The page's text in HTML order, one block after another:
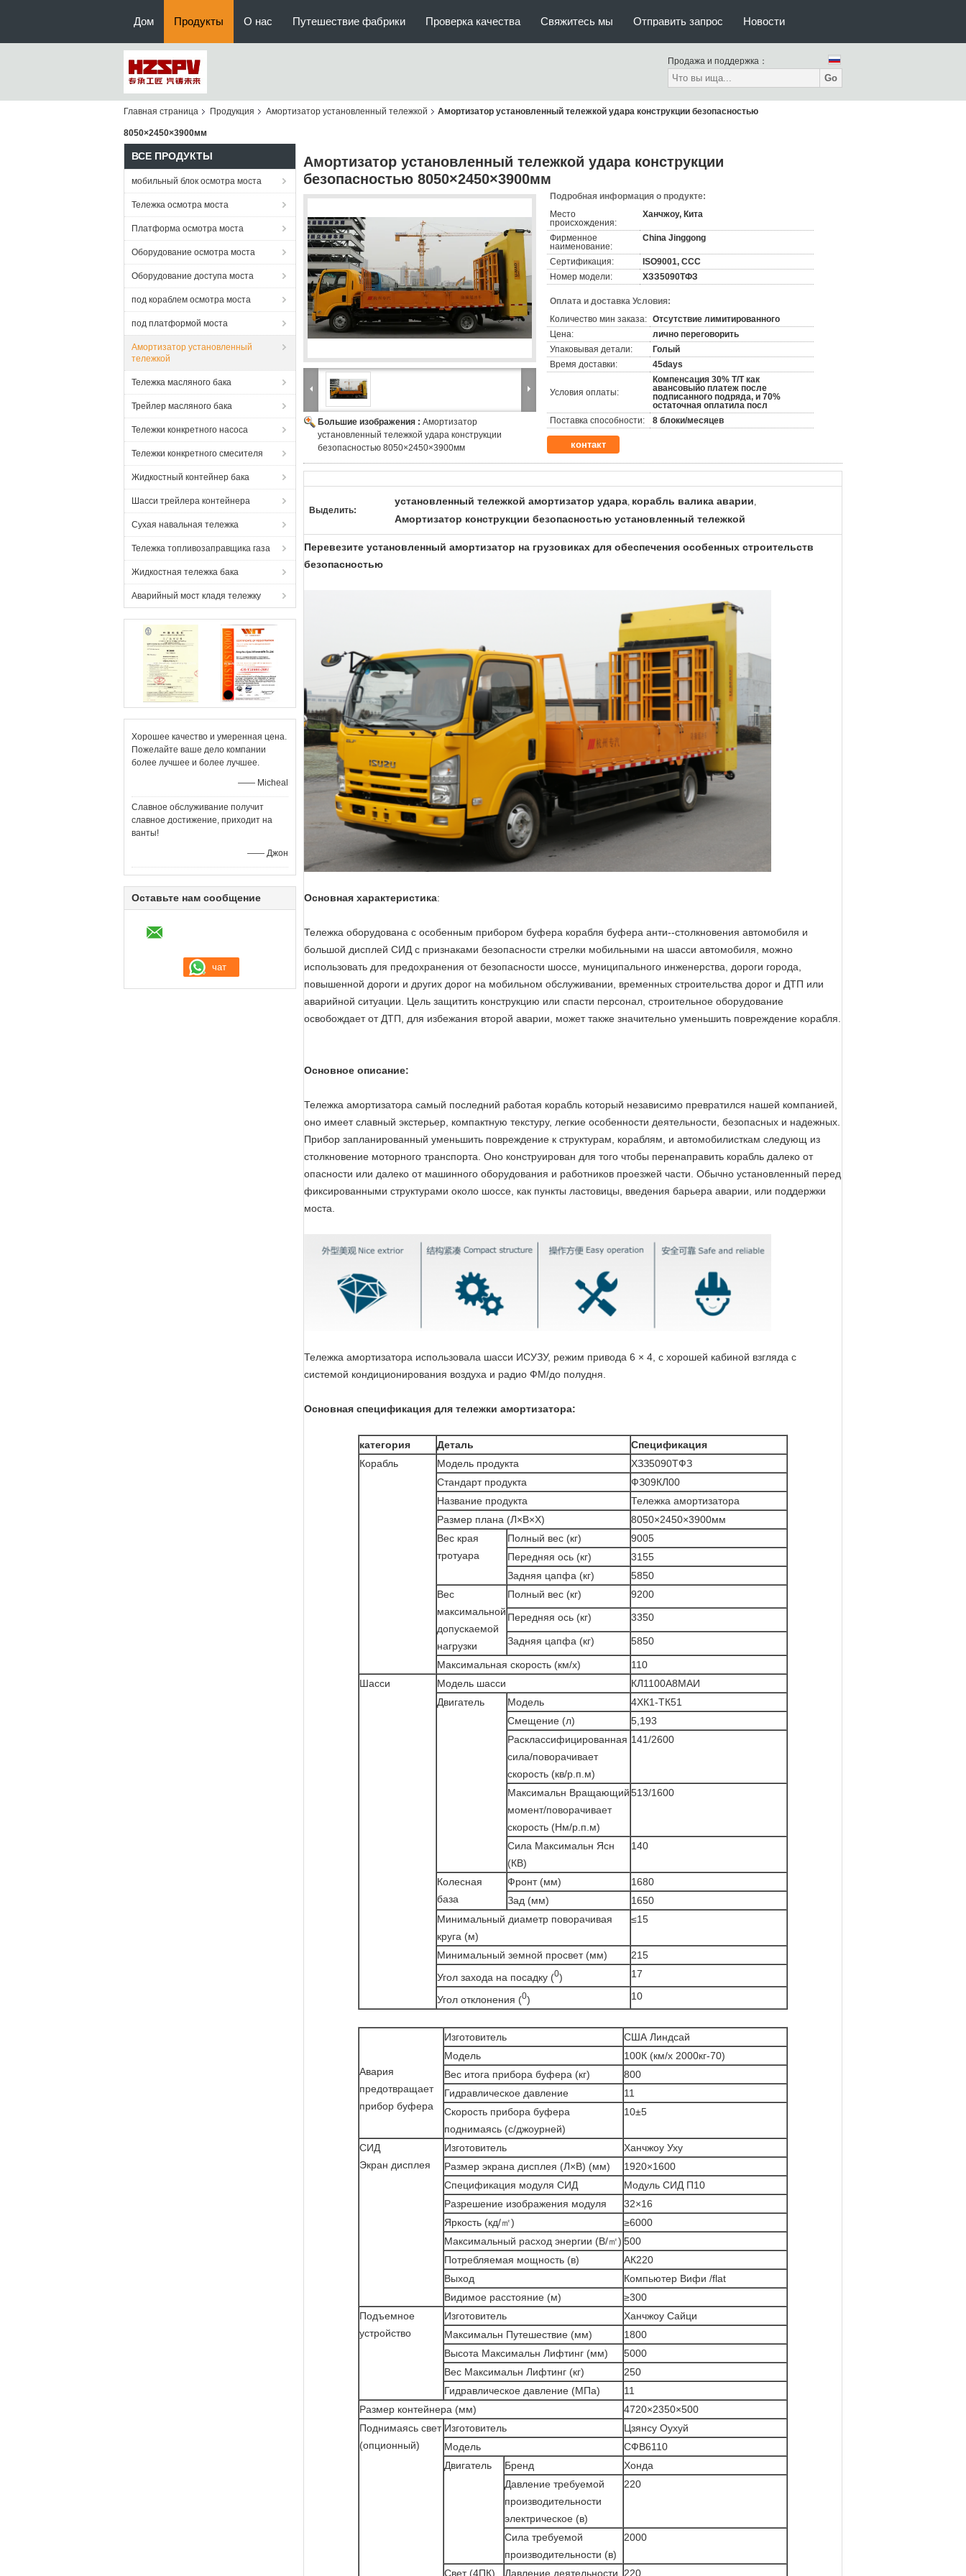
Дом Продукты О нас Путешествие фабрики Проверка качества Свяжитесь мы Отправить запрос Новости
Продажа и поддержка：
Go
Главная страница Продукция Амортизатор установленный тележкой Амортизатор установленный тележкой удара конструкции безопасностью
8050×2450×3900мм
ВСЕ ПРОДУКТЫ
мобильный блок осмотра моста
Тележка осмотра моста
Платформа осмотра моста
Оборудование осмотра моста
Оборудование доступа моста
под кораблем осмотра моста
под платформой моста
Амортизатор установленный
тележкой
Тележка масляного бака
Трейлер масляного бака
Тележки конкретного насоса
Тележки конкретного смесителя
Жидкостный контейнер бака
Шасси трейлера контейнера
Сухая навальная тележка
Тележка топливозаправщика газа
Жидкостная тележка бака
Аварийный мост кладя тележку
Хорошее качество и умеренная цена.
Пожелайте ваше дело компании
более лучшее и более лучшее.
—— Micheal
Славное обслуживание получит
славное достижение, приходит на
ванты!
—— Джон
Оставьте нам сообщение
Амортизатор установленный тележкой удара конструкции
безопасностью 8050×2450×3900мм
Большие изображения : Амортизатор
установленный тележкой удара конструкции
безопасностью 8050×2450×3900мм
Подробная информация о продукте:
Место
происхождения:
Ханчжоу, Кита
Фирменное
наименование:
China Jinggong
Сертификация:
ISO9001, CCC
Номер модели:
ХЗЗ5090ТФЗ
Оплата и доставка Условия:
Количество мин заказа: Отсутствие лимитированного
Цена:
лично переговорить
Упаковывая детали:
Голый
Время доставки:
45days
Условия оплаты:
Компенсация 30% T/T как
авансовыйо платеж после
подписанного подряда, и 70%
остаточная оплатила посл
Поставка способности:
8 блоки/месяцев
контакт
Выделить:
установленный тележкой амортизатор удара, корабль валика аварии,
Амортизатор конструкции безопасностью установленный тележкой
Перевезите установленный амортизатор на грузовиках для обеспечения особенных строительств
безопасностью
Основная характеристика:
Тележка оборудована с особенным прибором буфера корабля буфера анти--столкновения автомобиля и
большой дисплей СИД с признаками безопасности стрелки мобильными на шасси автомобиля, можно
использовать для предохранения от безопасности шоссе, муниципального инженерства, дороги города,
повышенной дороги и других дорог на мобильном обслуживании, временных строительства дорог и ДТП или
аварийной ситуации. Цель защитить конструкцию или спасти персонал, строительное оборудование
освобождает от ДТП, для избежания второй аварии, может также значительно уменьшить повреждение корабля.
Основное описание:
Тележка амортизатора самый последний работая корабль который независимо превратился нашей компанией,
оно имеет славный экстерьер, компактную текстуру, легкие особенности деятельности, безопасных и надежных.
Прибор запланированный уменьшить повреждение к структурам, кораблям, и автомобилисткам следующ из
столкновение моторного транспорта. Оно конструирован для того чтобы перенаправить корабль далеко от
опасности или далеко от машинного оборудования и работников проезжей части. Обычно установленный перед
фиксированными структурами около шоссе, как пункты ластовицы, введения барьера аварии, или поддержки
моста.
Тележка амортизатора использовала шасси ИСУЗУ, режим привода 6 × 4, с хорошей кабиной взгляда с
системой кондиционирования воздуха и радио ФМ/до полудня.
Основная спецификация для тележки амортизатора:
категория Деталь
Спецификация
Корабль
Модель продукта
ХЗЗ5090ТФЗ
Стандарт продукта
ФЗ09КЛ00
Название продукта
Тележка амортизатора
Размер плана (Л×В×Х)
8050×2450×3900мм
Вес края
тротуара
Полный вес (кг)
9005
Передняя ось (кг)
3155
Задняя цапфа (кг)
5850
Вес
максимальной
допускаемой
нагрузки
Полный вес (кг)
9200
Передняя ось (кг)
3350
Задняя цапфа (кг) 5850
Максимальная скорость (км/х)
110
Шасси
Модель шасси
КЛ1100А8МАИ
Двигатель
Модель
4ХК1-ТК51
Смещение (л)
5,193
Расклассифицированная
сила/поворачивает
скорость (кв/р.п.м)
141/2600
Максимальн Вращающий
момент/поворачивает
скорость (Нм/р.п.м)
513/1600
Сила Максимальн Ясн
(КВ)
140
Колесная
база
Фронт (мм)
1680
Зад (мм)
1650
Минимальный диаметр поворачивая
круга (м)
≤15
Минимальный земной просвет (мм)
215
Угол захода на посадку (0) 17
Угол отклонения (0) 10
Авария
предотвращает
прибор буфера
Изготовитель
США Линдсай
Модель
100К (км/х 2000кг-70)
Вес итога прибора буфера (кг)
800
Гидравлическое давление
11
Скорость прибора буфера
поднимаясь (с/джоурней)
10±5
СИД
Экран дисплея
Изготовитель
Ханчжоу Уху
Размер экрана дисплея (Л×В) (мм)
1920×1600
Спецификация модуля СИД
Модуль СИД П10
Разрешение изображения модуля
32×16
Яркость (кд/㎡)
≥6000
Максимальный расход энергии (В/㎡) 500
Потребляемая мощность (в)
АК220
Выход
Компьютер Вифи /flat
Видимое расстояние (м)
≥300
Подъемное
устройство
Изготовитель
Ханчжоу Сайци
Максимальн Путешествие (мм)
1800
Высота Максимальн Лифтинг (мм)
5000
Вес Максимальн Лифтинг (кг)
250
Гидравлическое давление (МПа)
11
Размер контейнера (мм)
4720×2350×500
Поднимаясь свет
(опционный)
Изготовитель
Цзянсу Оухуй
Модель
СФВ6110
Двигатель
Бренд
Хонда
Давление требуемой
производительности
электрическое (в)
220
Сила требуемой
производительности (в)
2000
Свет (4ПК) Давление деятельности 220